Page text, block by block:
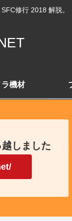
修行 2018 解脱。
ラ機材
しました